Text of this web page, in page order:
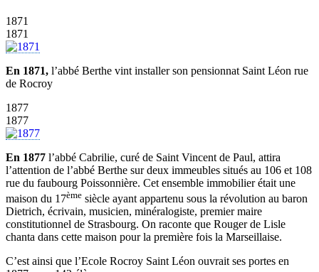
1871
1871
En 1871, l’abbé Berthe vint installer son pensionnat Saint Léon rue
de Rocroy
1877
1877
En 1877 l’abbé Cabrilie, curé de Saint Vincent de Paul, attira
l’attention de l’abbé Berthe sur deux immeubles situés au 106 et 108
rue du faubourg Poissonnière. Cet ensemble immobilier était une
maison du 17ème siècle ayant appartenu sous la révolution au baron
Dietrich, écrivain, musicien, minéralogiste, premier maire
constitutionnel de Strasbourg. On raconte que Rouger de Lisle
chanta dans cette maison pour la première fois la Marseillaise.
C’est ainsi que l’Ecole Rocroy Saint Léon ouvrait ses portes en